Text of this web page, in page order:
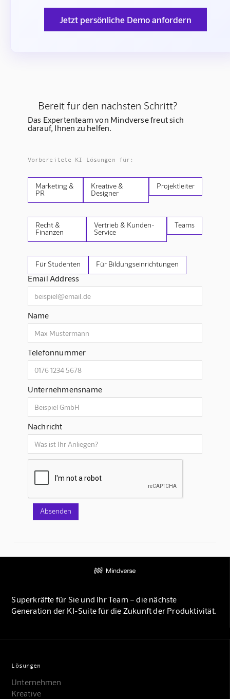
Jetzt persönliche Demo anfordern
Bereit für den nächsten Schritt?
Das Expertenteam von Mindverse freut sich
darauf, Ihnen zu helfen.
Vorbereitete KI Lösungen für:
Marketing &
PR
Kreative &
Designer
Projektleiter
Recht &
Finanzen
Vertrieb & Kunden-
Service
Teams
Für Studenten Für Bildungseinrichtungen
Email Address
Name
Telefonnummer
Unternehmensname
Nachricht
Superkräfte für Sie und Ihr Team – die nächste
Generation der KI-Suite für die Zukunft der Produktivität.
Lösungen
Unternehmen
Kreative